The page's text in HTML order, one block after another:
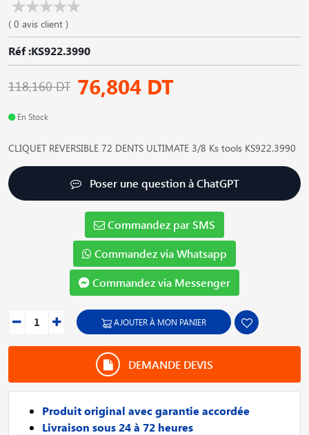
( 0 avis client )
Réf :KS922.3990
118,160 DT 76,804 DT
En Stock
CLIQUET REVERSIBLE 72 DENTS ULTIMATE 3/8 Ks tools KS922.3990
Poser une question à ChatGPT
Commandez par SMS
Commandez via Whatsapp
Commandez via Messenger
AJOUTER À MON PANIER
DEMANDE DEVIS
Produit original avec garantie accordée
Livraison sous 24 à 72 heures